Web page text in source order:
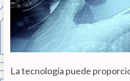
La tecnología puede